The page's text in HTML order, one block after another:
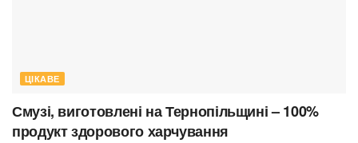
ЦІКАВЕ
Смузі, виготовлені на Тернопільщині – 100%
продукт здорового харчування